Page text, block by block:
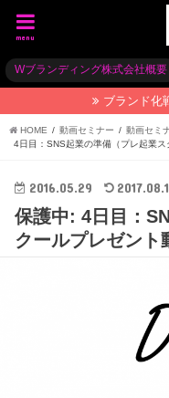
menu
Wブランディング株式会社概要
ブランド化
HOME 動画セミナー
動画セミ
4日目：SNS起業の準備（プレ起業ス
2016.05.29
保護中: 4日目：
クールプレゼント